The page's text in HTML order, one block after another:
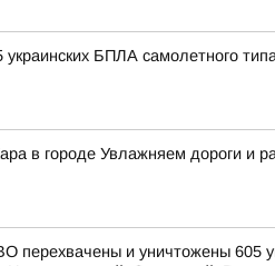
украинских БПЛА самолетного
в городе Увлажняем дороги и
перехвачены и уничтожены 605